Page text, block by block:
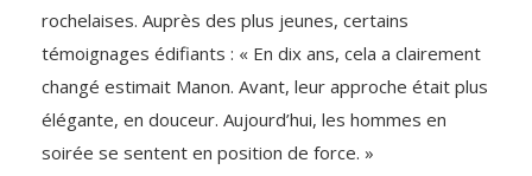
rochelaises. Auprès des plus jeunes, certains
témoignages édifiants : « En dix ans, cela a clairement
changé estimait Manon. Avant, leur approche était plus
élégante, en douceur. Aujourd’hui, les hommes en
soirée se sentent en position de force. »